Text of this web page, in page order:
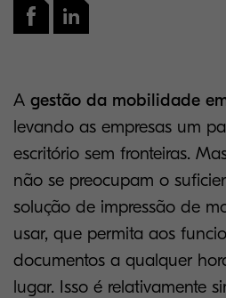
A gestão da mobilidade
levando as empresas um
escritório sem fronteiras.
não se preocupam o
solução de impressão de
usar, que permita aos
documentos a qualquer
lugar. Isso é relativamente